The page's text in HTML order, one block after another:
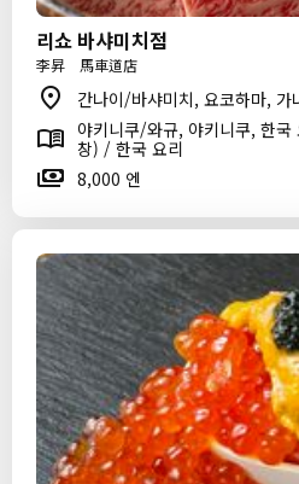
리쇼 바샤미치점
李昇 馬車道店
간나이/바샤미치, 요코하마, 가
야키니쿠/와규, 야키니쿠, 한
창) / 한국 요리
8,000 엔